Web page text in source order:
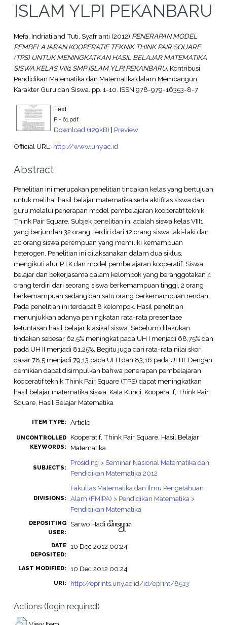
ISLAM YLPI PEKANBARU
Mefa, Indriati andTuti, Syafrianti (2012) PENERAPAN MODEL
PEMBELAJARAN KOOPERATIF TEKNIK THINK PAIR SQUARE
(TPS) UNTUK MENINGKATKAN HASIL BELAJAR MATEMATIKA
SISWA KELAS VIII1 SMP ISLAM YLPI PEKANBARU. Kontribusi
Pendidikan Matematika dan Matematika dalam Membangun
Karakter Guru dan Siswa. pp. 1-10. ISSN 978-979-16353-8-7
Text
P - 61.pdf
Download (129kB) | Preview
Official URL: http://www.uny.ac.id
Abstract
Penelitian ini merupakan penelitian tindakan kelas yang bertujuan
untuk melihat hasil belajar matematika serta aktifitas siswa dan
guru melalui penerapan model pembelajaran kooperatif teknik
Think Pair Square. Subjek penelitian ini adalah siswa kelas VIII1
yang berjumlah 32 orang, terdiri dari 12 orang siswa laki-laki dan
20 orang siswa perempuan yang memiliki kemampuan
heterogen. Penelitian ini dilaksanakan dalam dua siklus,
mengikuti alur PTK dan model pembelajaran kooperatif. Siswa
belajar dan bekerjasama dalam kelompok yang beranggotakan 4
orang terdiri dari seorang siswa berkemampuan tinggi, 2 orang
berkemampuan sedang dan satu orang berkemampuan rendah.
Pada penelitian ini terdapat 8 kelompok. Hasil penelitian
menunjukkan adanya peningkatan rata-rata presentase
ketuntasan hasil belajar klasikal siswa. Sebelum dilakukan
tindakan sebesar 62,5% meningkat pada UH I menjadi 68,75% dan
pada UH II menjadi 81,25%. Begitu juga dari rata-rata nilai skor
dasar 78,5 menjadi 79,13 pada UH I dan 83,16 pada UH II. Dengan
demikian dapat disimpulkan bahwa penerapan pembelajaran
kooperatif teknik Think Pair Square (TPS) dapat meningkatkan
hasil belajar matematika siswa. Kata Kunci: Kooperatif, Think Pair
Square, Hasil Belajar Matematika
ITEM TYPE: Article
UNCONTROLLED
KEYWORDS:
Kooperatif, Think Pair Square, Hasil Belajar
Matematika
SUBJECTS:
Prosiding > Seminar Nasional Matematika dan
Pendidikan Matematika 2012
DIVISIONS:
Fakultas Matematika dan Ilmu Pengetahuan
Alam (FMIPA) > Pendidikan Matematika >
Pendidikan Matematika
DEPOSITING
USER:
Sarwo Hadi ꦱꦼꦠꦾꦤ
DATE
DEPOSITED:
10 Dec 2012 00:24
LAST MODIFIED: 10 Dec 2012 00:24
URI: http://eprints.uny.ac.id/id/eprint/8513
Actions (login required)